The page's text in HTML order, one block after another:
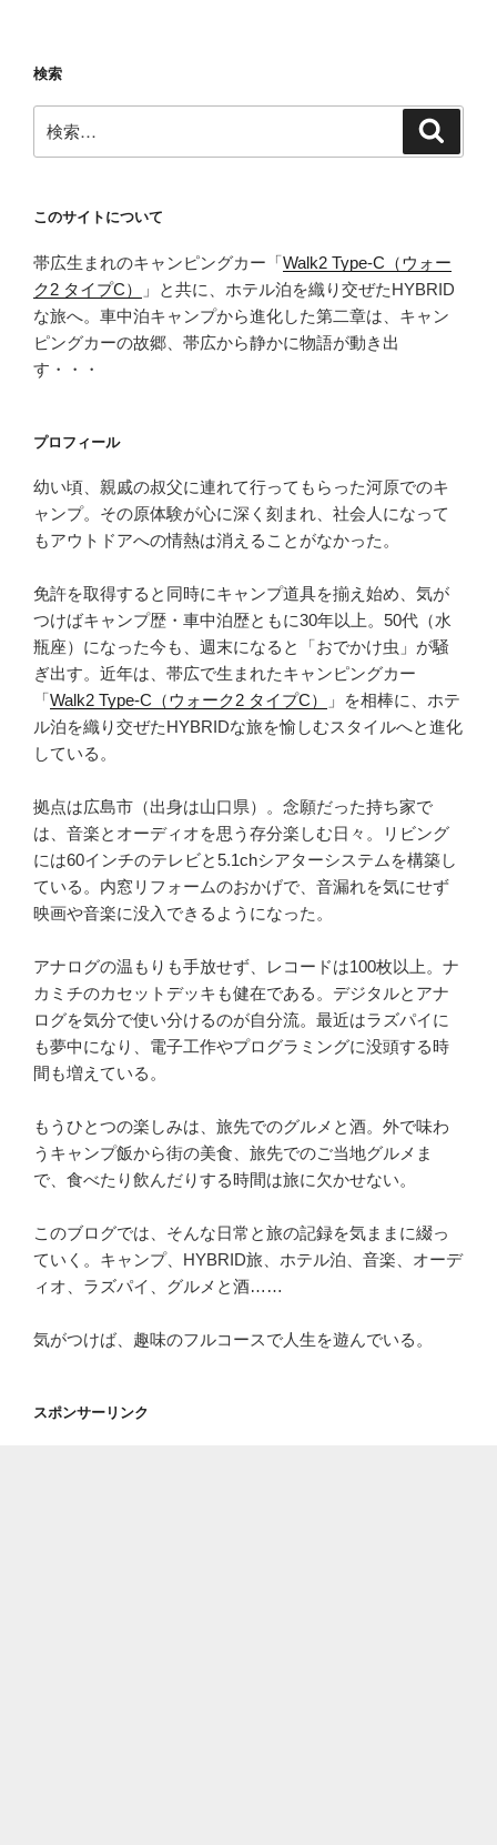
検索
索:
このサイトについて
帯広生まれのキャンピングカー「Walk2 Type‑C（ウォー
ク2 タイプC）
」と共に、ホテル泊を織り交ぜたHYBRID
な旅へ。車中泊キャンプから進化した第二章は、キャン
ピングカーの故郷、帯広から静かに物語が動き出
す・・・
プロフィール
幼い頃、親戚の叔父に連れて行ってもらった河原でのキ
ャンプ。その原体験が心に深く刻まれ、社会人になって
もアウトドアへの情熱は消えることがなかった。
免許を取得すると同時にキャンプ道具を揃え始め、気が
つけばキャンプ歴・車中泊歴ともに30年以上。50代（水
瓶座）になった今も、週末になると「おでかけ虫」が騒
ぎ出す。近年は、帯広で生まれたキャンピングカー
「Walk2 Type‑C（ウォーク2 タイプC）
」を相棒に、ホテ
ル泊を織り交ぜたHYBRIDな旅を愉しむスタイルへと進化
している。
拠点は広島市（出身は山口県）。念願だった持ち家で
は、音楽とオーディオを思う存分楽しむ日々。リビング
には60インチのテレビと5.1chシアターシステムを構築し
ている。内窓リフォームのおかげで、音漏れを気にせず
映画や音楽に没入できるようになった。
アナログの温もりも手放せず、レコードは100枚以上。ナ
カミチのカセットデッキも健在である。デジタルとアナ
ログを気分で使い分けるのが自分流。最近はラズパイに
も夢中になり、電子工作やプログラミングに没頭する時
間も増えている。
もうひとつの楽しみは、旅先でのグルメと酒。外で味わ
うキャンプ飯から街の美食、旅先でのご当地グルメま
で、食べたり飲んだりする時間は旅に欠かせない。
このブログでは、そんな日常と旅の記録を気ままに綴っ
ていく。キャンプ、HYBRID旅、ホテル泊、音楽、オーデ
ィオ、ラズパイ、グルメと酒……
気がつけば、趣味のフルコースで人生を遊んでいる。
スポンサーリンク